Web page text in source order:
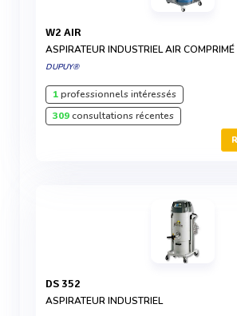
W2 AIR
ASPIRATEUR INDUSTRIEL AIR COMPRIMÉ
DUPUY®
1professionnels intéressés
309consultations récentes
DS 352
ASPIRATEUR INDUSTRIEL